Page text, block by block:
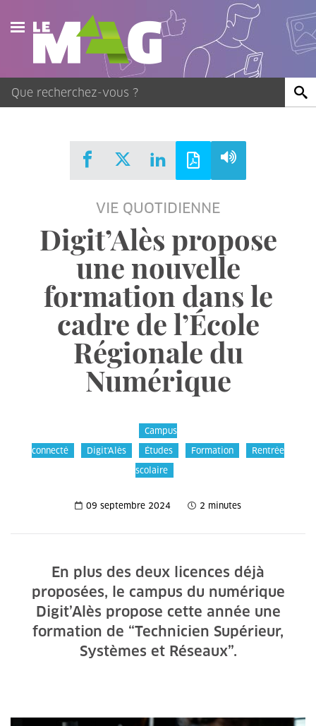
Actualités
Agenda
Publications
VIE QUOTIDIENNE
Digit’Alès propose
une nouvelle
formation dans le
cadre de l’École
Régionale du
Numérique
Campus
connecté
Digit'Alès Études Formation
Rentrée
scolaire
09 septembre 2024 2 minutes
En plus des deux licences déjà
proposées, le campus du numérique
Digit’Alès propose cette année une
formation de “Technicien Supérieur,
Systèmes et Réseaux”.